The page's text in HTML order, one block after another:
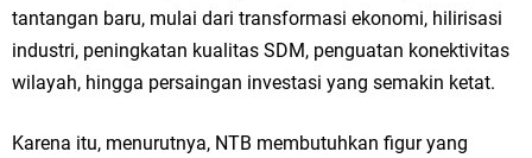
tantangan baru, mulai dari transformasi ekonomi, hilirisasi
industri, peningkatan kualitas SDM, penguatan konektivitas
wilayah, hingga persaingan investasi yang semakin ketat.
Karena itu, menurutnya, NTB membutuhkan figur yang